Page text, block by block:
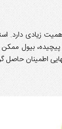
زیادی دارد.
بیول